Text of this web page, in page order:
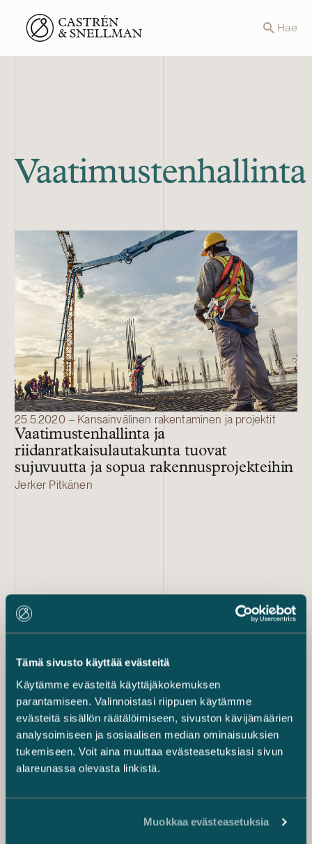
Tämä sivusto käyttää evästeitä
Käytämme evästeitä käyttäjäkokemuksen
parantamiseen. Valinnoistasi riippuen käytämme
evästeitä sisällön räätälöimiseen, sivuston kävijämäärien
analysoimiseen ja sosiaalisen median ominaisuuksien
tukemiseen. Voit aina muuttaa evästeasetuksiasi sivun
alareunassa olevasta linkistä.
Muokkaa evästeasetuksia
Front page Hae
Vaatimustenhallinta
25.5.2020 – Kansainvälinen rakentaminen ja projektit
Vaatimustenhallinta ja
riidanratkaisulautakunta tuovat
sujuvuutta ja sopua rakennusprojekteihin
Jerker Pitkänen